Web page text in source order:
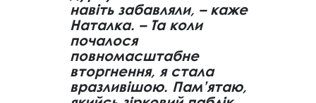
навіть забавляли, – каже
Наталка. – Та коли
почалося
повномасштабне
вторгнення, я стала
вразливішою. Пам’ятаю,